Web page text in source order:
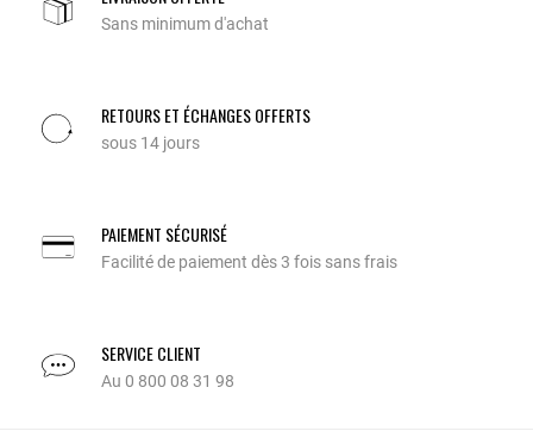
Sans minimum d'achat
RETOURS ET ÉCHANGES OFFERTS
sous 14 jours
PAIEMENT SÉCURISÉ
Facilité de paiement dès 3 fois sans frais
SERVICE CLIENT
Au 0 800 08 31 98